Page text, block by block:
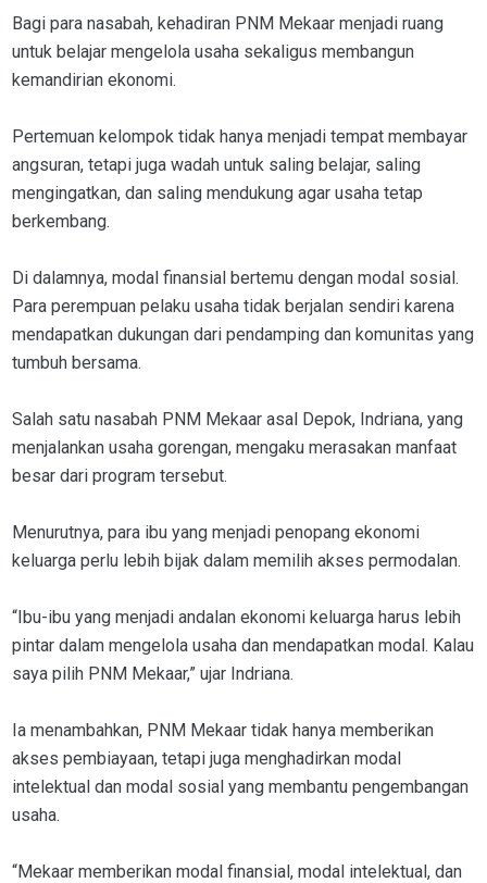
Bagi para nasabah, kehadiran PNM Mekaar menjadi ruang
untuk belajar mengelola usaha sekaligus membangun
kemandirian ekonomi.
Pertemuan kelompok tidak hanya menjadi tempat membayar
angsuran, tetapi juga wadah untuk saling belajar, saling
mengingatkan, dan saling mendukung agar usaha tetap
berkembang.
Di dalamnya, modal finansial bertemu dengan modal sosial.
Para perempuan pelaku usaha tidak berjalan sendiri karena
mendapatkan dukungan dari pendamping dan komunitas yang
tumbuh bersama.
Salah satu nasabah PNM Mekaar asal Depok, Indriana, yang
menjalankan usaha gorengan, mengaku merasakan manfaat
besar dari program tersebut.
Menurutnya, para ibu yang menjadi penopang ekonomi
keluarga perlu lebih bijak dalam memilih akses permodalan.
“Ibu-ibu yang menjadi andalan ekonomi keluarga harus lebih
pintar dalam mengelola usaha dan mendapatkan modal. Kalau
saya pilih PNM Mekaar,” ujar Indriana.
Ia menambahkan, PNM Mekaar tidak hanya memberikan
akses pembiayaan, tetapi juga menghadirkan modal
intelektual dan modal sosial yang membantu pengembangan
usaha.
“Mekaar memberikan modal finansial, modal intelektual, dan